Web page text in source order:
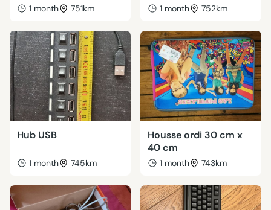
1 month 751km 1 month 752km
Hub USB
1 month 745km
Housse ordi 30 cm x
40 cm
1 month 743km